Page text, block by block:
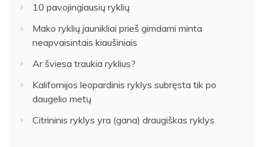
10 pavojingiausių ryklių
Mako ryklių jaunikliai prieš gimdami minta
neapvaisintais kiaušiniais
Ar šviesa traukia ryklius?
Kalifornijos leopardinis ryklys subręsta tik po
daugelio metų
Citrininis ryklys yra (gana) draugiškas ryklys